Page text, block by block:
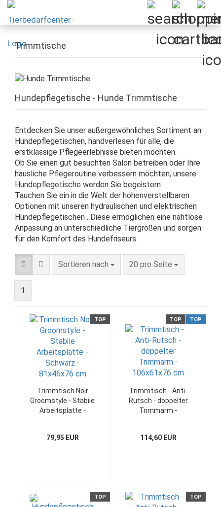
Trimmtische
Hundepflegetische - Hunde Trimmtische
Entdecken Sie unser außergewöhnliches Sortiment an
Hundepflegetischen, handverlesen für alle, die
erstklassige Pflegeerlebnisse bieten möchten.
Ob Sie einen gut besuchten Salon betreiben oder Ihre
häusliche Pflegeroutine verbessern möchten, unsere
Hundepflegetische werden Sie begeistern.
Tauchen Sie ein in die Welt der höhenverstellbaren
Optionen mit unseren hydraulischen und elektrischen
Hundepflegetischen . Diese ermöglichen eine nahtlose
Anpassung an unterschiedliche Tiergrößen und sorgen
für den Komfort des Hundefriseurs.
Sortieren nach
Sortieren nach 20 pro Seite
pro Seite
1
TOP
Trimmtisch Noir
Groomstyle - Stabile
Arbeitsplatte -
79,95 EUR
TOP TOP
Trimmtisch - Anti-
Rutsch - doppelter
Trimmarm -
114,60 EUR
TOP TOP